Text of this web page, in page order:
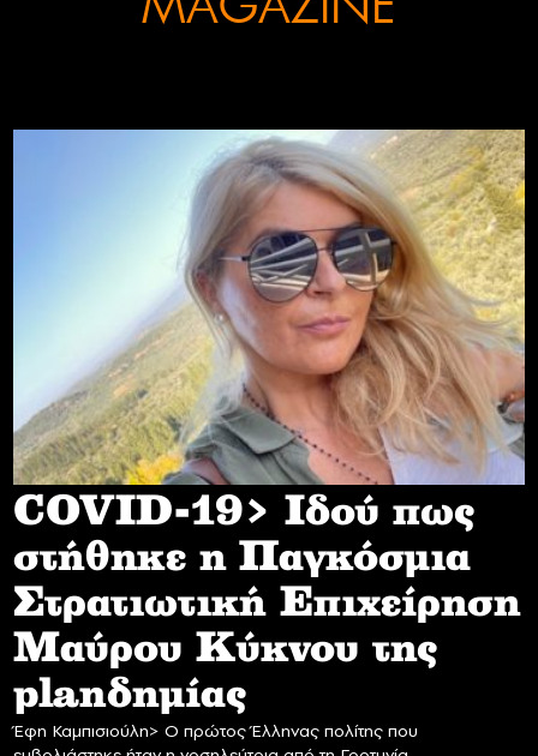
COVID-19> Iδού πως
στήθηκε η Παγκόσμια
Στρατιωτική Επιχείρηση
Mαύρου Κύκνου της
planδημίας
Έφη Καμπισιούλη> Ο πρώτος Έλληνας πολίτης που